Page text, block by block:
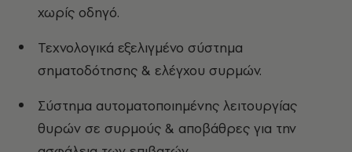
χωρίς οδηγό.
Τεχνολογικά εξελιγμένο σύστημα
σηματοδότησης & ελέγχου συρμών.
Σύστημα αυτοματοποιημένης λειτουργίας
θυρών σε συρμούς & αποβάθρες για την